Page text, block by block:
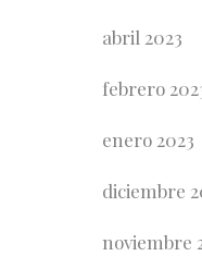
abril 2023
febrero
enero 2023
diciembre
noviembre